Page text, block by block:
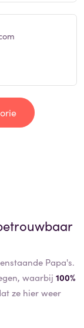
Papa's.
waarbij 100%
ze hier weer